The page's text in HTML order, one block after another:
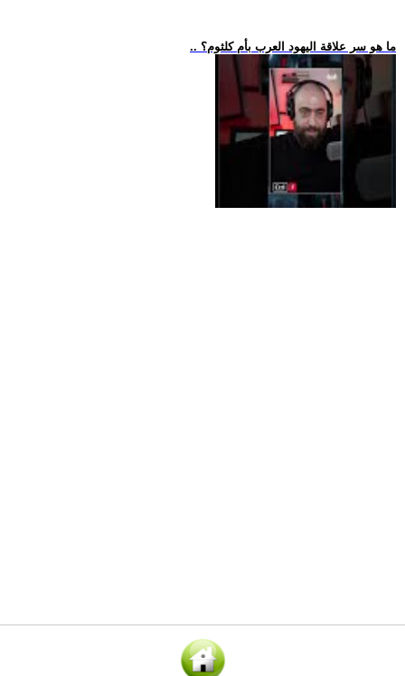
.. ما هو سر علاقة اليهود العرب بأم كلثوم؟